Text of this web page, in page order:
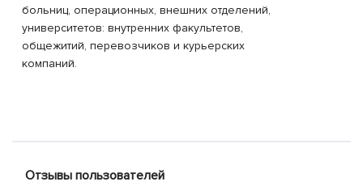
больниц, операционных, внешних отделений,
университетов: внутренних факультетов,
общежитий, перевозчиков и курьерских
компаний.
Отзывы пользователей